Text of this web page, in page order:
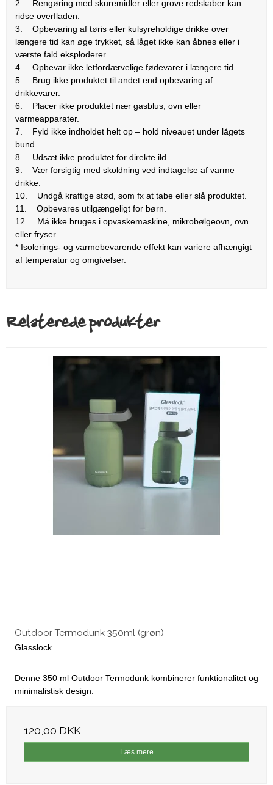
2. Rengøring med skuremidler eller grove redskaber kan
ridse overfladen.
3. Opbevaring af tøris eller kulsyreholdige drikke over
længere tid kan øge trykket, så låget ikke kan åbnes eller i
værste fald eksploderer.
4. Opbevar ikke letfordærvelige fødevarer i længere tid.
5. Brug ikke produktet til andet end opbevaring af
drikkevarer.
6. Placer ikke produktet nær gasblus, ovn eller
varmeapparater.
7. Fyld ikke indholdet helt op – hold niveauet under lågets
bund.
8. Udsæt ikke produktet for direkte ild.
9. Vær forsigtig med skoldning ved indtagelse af varme
drikke.
10. Undgå kraftige stød, som fx at tabe eller slå produktet.
11. Opbevares utilgængeligt for børn.
12. Må ikke bruges i opvaskemaskine, mikrobølgeovn, ovn
eller fryser.
* Isolerings- og varmebevarende effekt kan variere afhængigt
af temperatur og omgivelser.
Relaterede produkter
Outdoor Termodunk 350ml (grøn)
Glasslock
Denne 350 ml Outdoor Termodunk kombinerer funktionalitet og
minimalistisk design.
120,00 DKK
Læs mere